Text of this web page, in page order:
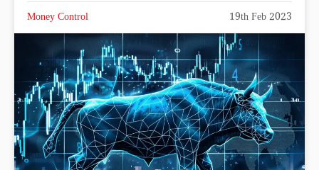
Money Control 19th Feb 2023